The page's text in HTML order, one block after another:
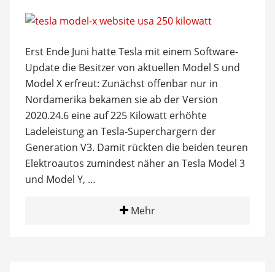
Erst Ende Juni hatte Tesla mit einem Software-
Update die Besitzer von aktuellen Model S und
Model X erfreut: Zunächst offenbar nur in
Nordamerika bekamen sie ab der Version
2020.24.6 eine auf 225 Kilowatt erhöhte
Ladeleistung an Tesla-Superchargern der
Generation V3. Damit rückten die beiden teuren
Elektroautos zumindest näher an Tesla Model 3
und Model Y, …
Mehr